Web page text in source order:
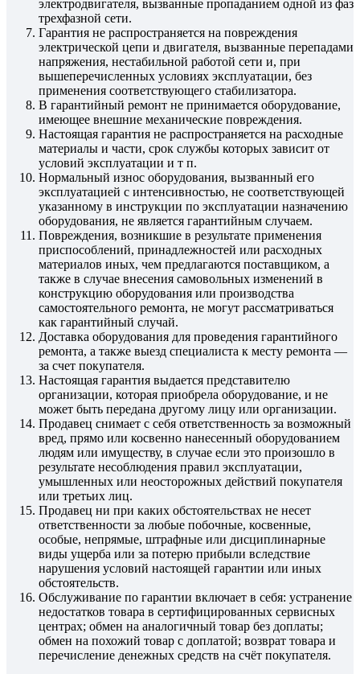
электродвигателя, вызванные пропаданием одной из фаз
трехфазной сети.
Гарантия не распространяется на повреждения
электрической цепи и двигателя, вызванные перепадами
напряжения, нестабильной работой сети и, при
вышеперечисленных условиях эксплуатации, без
применения соответствующего стабилизатора.
В гарантийный ремонт не принимается оборудование,
имеющее внешние механические повреждения.
Настоящая гарантия не распространяется на расходные
материалы и части, срок службы которых зависит от
условий эксплуатации и т п.
Нормальный износ оборудования, вызванный его
эксплуатацией с интенсивностью, не соответствующей
указанному в инструкции по эксплуатации назначению
оборудования, не является гарантийным случаем.
Повреждения, возникшие в результате применения
приспособлений, принадлежностей или расходных
материалов иных, чем предлагаются поставщиком, а
также в случае внесения самовольных изменений в
конструкцию оборудования или производства
самостоятельного ремонта, не могут рассматриваться
как гарантийный случай.
Доставка оборудования для проведения гарантийного
ремонта, а также выезд специалиста к месту ремонта —
за счет покупателя.
Настоящая гарантия выдается представителю
организации, которая приобрела оборудование, и не
может быть передана другому лицу или организации.
Продавец снимает с себя ответственность за возможный
вред, прямо или косвенно нанесенный оборудованием
людям или имуществу, в случае если это произошло в
результате несоблюдения правил эксплуатации,
умышленных или неосторожных действий покупателя
или третьих лиц.
Продавец ни при каких обстоятельствах не несет
ответственности за любые побочные, косвенные,
особые, непрямые, штрафные или дисциплинарные
виды ущерба или за потерю прибыли вследствие
нарушения условий настоящей гарантии или иных
обстоятельств.
Обслуживание по гарантии включает в себя: устранение
недостатков товара в сертифицированных сервисных
центрах; обмен на аналогичный товар без доплаты;
обмен на похожий товар с доплатой; возврат товара и
перечисление денежных средств на счёт покупателя.